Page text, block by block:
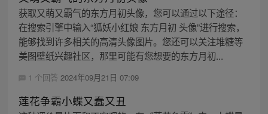
获取又萌又霸气的东方月初头像，您可以通过以下途径：
在搜索引擎中输入“狐妖小红娘 东方月初 头像”进行搜索，
能够找到许多相关的高清头像图片。您还可以关注堆糖等
美图壁纸兴趣社区，那里可能有您想要的东方月初...
1 个回答 2024年09月21日 07:09
莲花争霸小蝶又蠢又丑